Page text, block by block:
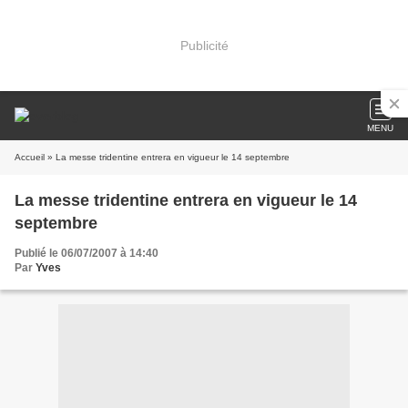
Publicité
MENU
Accueil » La messe tridentine entrera en vigueur le 14 septembre
La messe tridentine entrera en vigueur le 14
septembre
Publié le 06/07/2007 à 14:40
Par Yves